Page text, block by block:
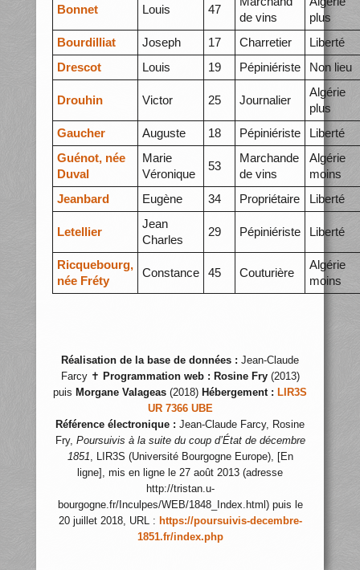
Bonnet Louis 47
de vins
plus
Bourdilliat
Joseph 17 Charretier
Liberté
Drescot
Louis 19 Pépiniériste Non lieu
Drouhin Victor 25 Journalier
Algérie
plus
Gaucher
Auguste 18 Pépiniériste
Liberté
Guénot, née
Duval
Marie
Véronique
53
Marchande
de vins
Algérie
moins
Jeanbard
Eugène 34 Propriétaire Liberté
Letellier
Jean
Charles
29 Pépiniériste Liberté
Ricquebourg,
née Fréty
Constance 45 Couturière
Algérie
moins
Réalisation de la base de données : Jean-Claude
Farcy ✝ Programmation web : Rosine Fry(2013)
puis Morgane Valageas (2018) Hébergement : LIR3S
UR 7366 UBE
Référence électronique : Jean-Claude Farcy, Rosine
Fry, Poursuivis à la suite du coup d’État de décembre
1851, LIR3S (Université Bourgogne Europe), [En
ligne], mis en ligne le 27 août 2013 (adresse
http://tristan.u-
bourgogne.fr/Inculpes/WEB/1848_Index.html) puis le
20 juillet 2018, URL : https://poursuivis-decembre-
1851.fr/index.php